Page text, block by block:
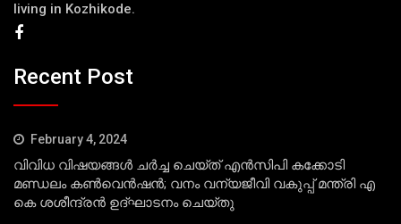
living in Kozhikode.
Recent Post
February 4, 2024
വിവിധ വിഷയങ്ങള്‍ ചര്‍ച്ച ചെയ്ത് എന്‍സിപി കക്കോടി
മണ്ഡലം കണ്‍വെന്‍ഷന്‍; വനം വന്യജീവി വകുപ്പ് മന്ത്രി എ
കെ ശശീന്ദ്രന്‍ ഉദ്ഘാടനം ചെയ്തു